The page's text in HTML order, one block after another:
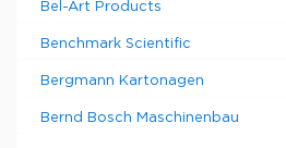
Bel-Art Products
Benchmark Scientific
Bergmann Kartonagen
Bernd Bosch Maschinenbau